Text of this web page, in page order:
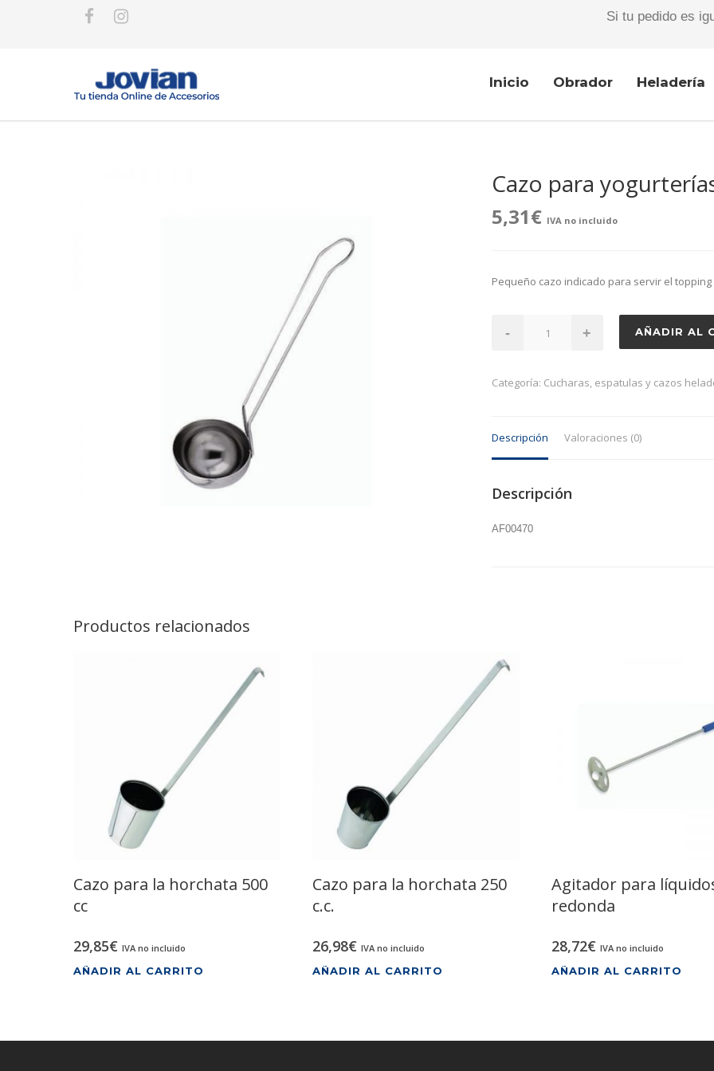
Si tu pedido es
Inicio Obrador Heladería
Cazo para
5,31€ IVA no incluido
Pequeño cazo indicado para servir el
cantidad
- + AÑADIR AL
Categoría: Cucharas, espatulas y cazos
Descripción Valoraciones (0)
Descripción
AF00470
Productos relacionados
Cazo para la horchata 500
cc
29,85€ IVA no incluido
AÑADIR AL CARRITO
Cazo para la horchata 250
c.c.
26,98€ IVA no incluido
AÑADIR AL CARRITO
Agitador para
redonda
28,72€ IVA no incluido
AÑADIR AL CARRITO